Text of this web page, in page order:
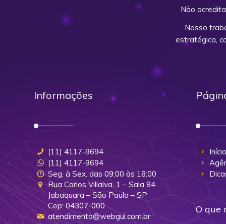
Não
Nosso
estratégica,
Informações
(11) 4117-9694
(11) 4117-9694
Seg. à Sex. das 09:00 às 18:00
Rua Carlos Villalva, 1 – Sala 84
Jabaquara – São Paulo – SP
Cep: 04307-000
atendimento@webgui.com.br
Início
O que